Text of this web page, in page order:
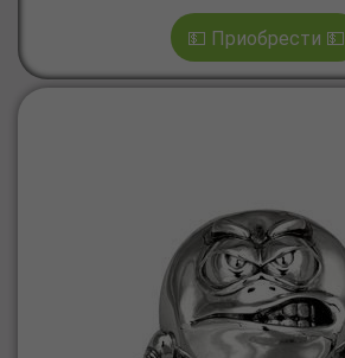
💵 Приобрести 💵